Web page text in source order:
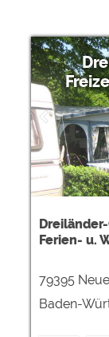
Ferien- u.
79395
Baden-